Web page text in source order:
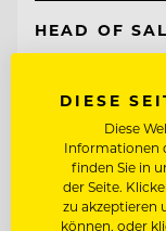
HEAD OF
Entdecke alle
DIESE
Diese
Informationen
finden Sie in
der Seite.
zu akzeptieren
können, oder